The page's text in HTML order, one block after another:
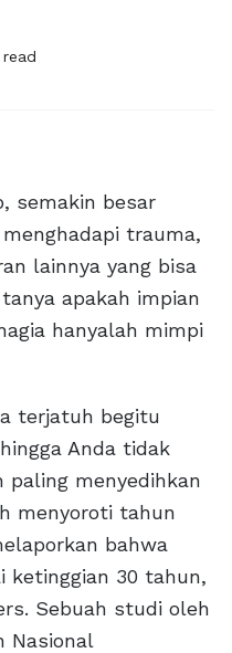
semakin besar
trauma,
lainnya yang bisa
apakah impian
hanyalah mimpi
terjatuh begitu
Anda tidak
paling menyedihkan
menyoroti tahun
bahwa
ketinggian 30 tahun,
Sebuah studi oleh
Nasional